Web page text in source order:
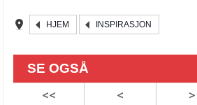
HJEM INSPIRASJON
SE OGSÅ
Praktiske oppbevaringsmapper
<< < >